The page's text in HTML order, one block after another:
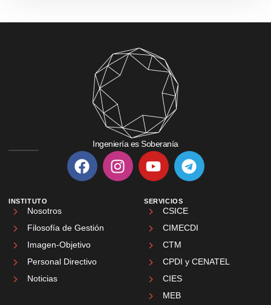
Ingeniería es Soberanía
INSTITUTO
Nosotros
Filosofía de Gestión
Imagen-Objetivo
Personal Directivo
Noticias
SERVICIOS
CSICE
CIMECDI
CTM
CPDI y CENATEL
CIES
MEB